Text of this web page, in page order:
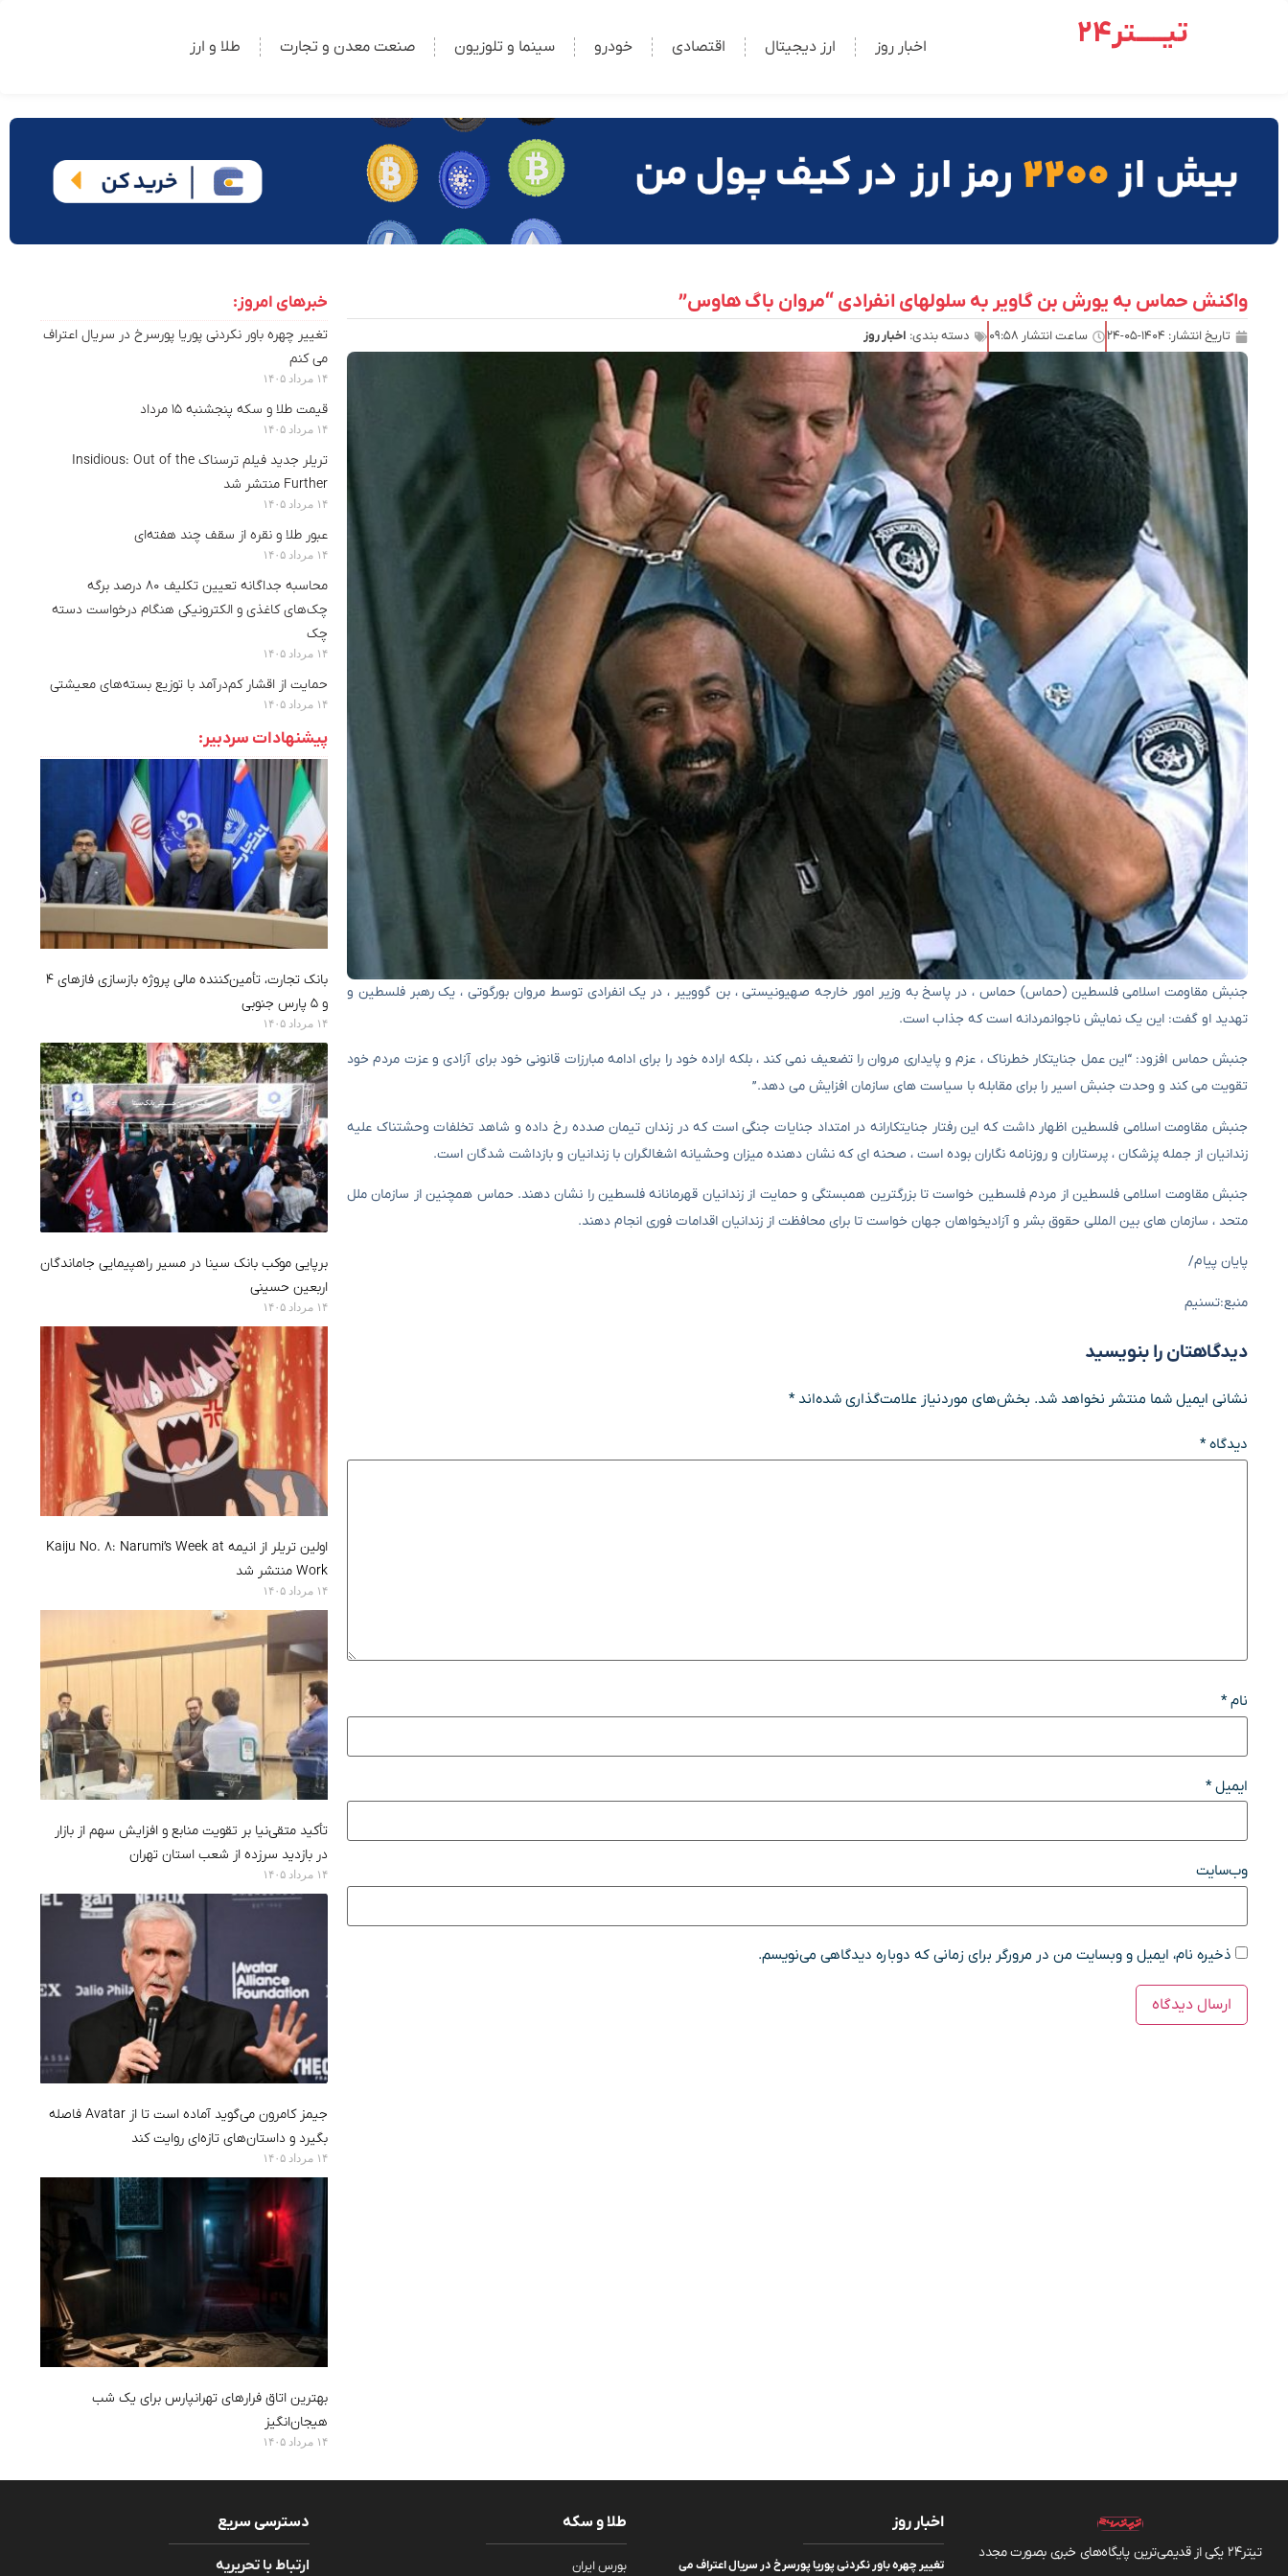
تیـــــتر24 اخبار روز ارز دیجیتال اقتصادی خودرو سینما و تلوزیون صنعت معدن و تجارت طلا و ارز
واکنش حماس به یورش بن گاویر به سلولهای انفرادی “مروان باگ هاوس”
تاریخ انتشار: ۱۴۰۴-۰۵-۲۴ ساعت انتشار ۰۹:۵۸ دسته بندی: اخبار روز
جنبش مقاومت اسلامی فلسطین (حماس) حماس ، در پاسخ به وزیر امور خارجه صهیونیستی ، بن گووییر ، در یک انفرادی توسط مروان بورگوتی ، یک رهبر فلسطین و
تهدید او گفت: این یک نمایش ناجوانمردانه است که جذاب است.
جنبش حماس افزود: “این عمل جنایتکار خطرناک ، عزم و پایداری مروان را تضعیف نمی کند ، بلکه اراده خود را برای ادامه مبارزات قانونی خود برای آزادی و عزت مردم خود
تقویت می کند و وحدت جنبش اسیر را برای مقابله با سیاست های سازمان افزایش می دهد.”
جنبش مقاومت اسلامی فلسطین اظهار داشت که این رفتار جنایتکارانه در امتداد جنایات جنگی است که در زندان تیمان صدده رخ داده و شاهد تخلفات وحشتناک علیه
زندانیان از جمله پزشکان ، پرستاران و روزنامه نگاران بوده است ، صحنه ای که نشان دهنده میزان وحشیانه اشغالگران با زندانیان و بازداشت شدگان است.
جنبش مقاومت اسلامی فلسطین از مردم فلسطین خواست تا بزرگترین همبستگی و حمایت از زندانیان قهرمانانه فلسطین را نشان دهند. حماس همچنین از سازمان ملل
متحد ، سازمان های بین المللی حقوق بشر و آزادیخواهان جهان خواست تا برای محافظت از زندانیان اقدامات فوری انجام دهند.
پایان پیام/
منبع:تسنیم
دیدگاهتان را بنویسید
نشانی ایمیل شما منتشر نخواهد شد. بخش‌های موردنیاز علامت‌گذاری شده‌اند*
دیدگاه*
نام*
ایمیل*
وب‌سایت
ذخیره نام، ایمیل و وبسایت من در مرورگر برای زمانی که دوباره دیدگاهی می‌نویسم.
خبرهای امروز:
تغییر چهره باور نکردنی پوریا پورسرخ در سریال اعتراف
می کنم
۱۴ مرداد ۱۴۰۵
قیمت طلا و سکه پنجشنبه ۱۵ مرداد
۱۴ مرداد ۱۴۰۵
تریلر جدید فیلم ترسناک Insidious: Out of the
Further منتشر شد
۱۴ مرداد ۱۴۰۵
عبور طلا و نقره از سقف چند هفته‌ای
۱۴ مرداد ۱۴۰۵
محاسبه جداگانه تعیین تکلیف ۸۰ درصد برگه
چک‌های کاغذی و الکترونیکی هنگام درخواست دسته
چک
۱۴ مرداد ۱۴۰۵
حمایت از اقشار کم‌درآمد با توزیع بسته‌های معیشتی
۱۴ مرداد ۱۴۰۵
پیشنهادات سردبیر:
بانک تجارت، تأمین‌کننده مالی پروژه بازسازی فازهای ۴
و ۵ پارس جنوبی
۱۴ مرداد ۱۴۰۵
برپایی موکب بانک سینا در مسیر راهپیمایی جاماندگان
اربعین حسینی
۱۴ مرداد ۱۴۰۵
اولین تریلر از انیمه Kaiju No. 8: Narumi’s Week at
Work منتشر شد
۱۴ مرداد ۱۴۰۵
تأکید متقی‌نیا بر تقویت منابع و افزایش سهم از بازار
در بازدید سرزده از شعب استان تهران
۱۴ مرداد ۱۴۰۵
جیمز کامرون می‌گوید آماده است تا از Avatar فاصله
بگیرد و داستان‌های تازه‌ای روایت کند
۱۴ مرداد ۱۴۰۵
بهترین اتاق فرارهای تهرانپارس برای یک شب
هیجان‌انگیز
۱۴ مرداد ۱۴۰۵
تیتر24 یکی از قدیمی‌ترین پایگاه‌های خبری بصورت مجدد
اخبار روز
تغییر چهره باور نکردنی پوریا پورسرخ در سریال اعتراف می
طلا و سکه
بورس ایران
دسترسی سریع
ارتباط با تحریریه